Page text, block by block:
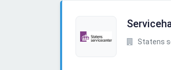
Statens